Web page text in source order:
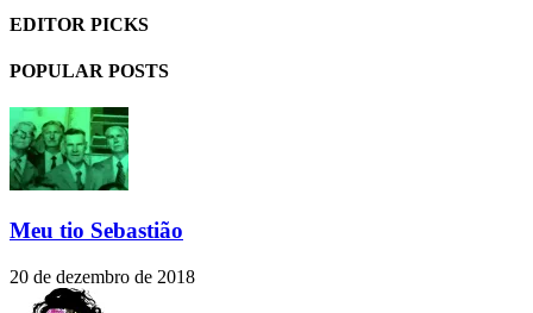
EDITOR PICKS
POPULAR POSTS
Meu tio Sebastião
20 de dezembro de 2018